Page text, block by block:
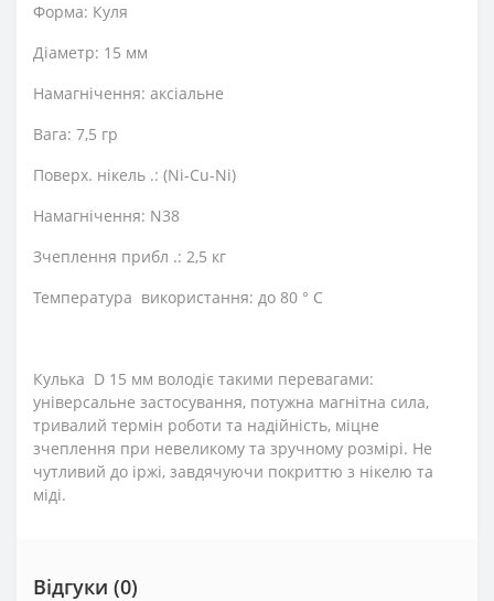
Форма: Куля
Діаметр: 15 мм
Намагнічення: аксіальне
Вага: 7,5 гр
Поверх. нікель .: (Ni-Cu-Ni)
Намагнічення: N38
Зчеплення прибл .: 2,5 кг
Температура використання: до 80 ° C
Кулька D 15 мм володіє такими перевагами:
універсальне застосування, потужна магнітна сила,
тривалий термін роботи та надійність, міцне
зчеплення при невеликому та зручному розмірі. Не
чутливий до іржі, завдячуючи покриттю з нікелю та
міді.
Відгуки (0)